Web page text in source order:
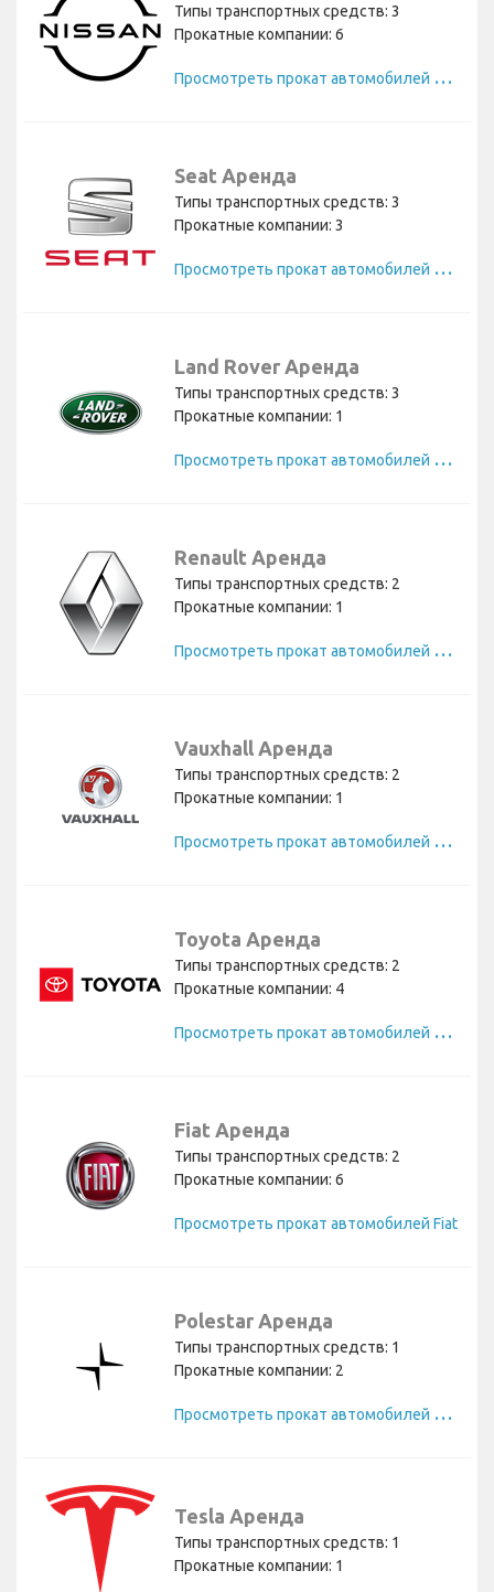
Типы транспортных средств: 3
Прокатные компании: 6
П
росмотреть прокат автомобилей Nissan
Seat Аренда
Типы транспортных средств: 3
Прокатные компании: 3
П
росмотреть прокат автомобилей Seat
Land Rover Аренда
Типы транспортных средств: 3
Прокатные компании: 1
П
росмотреть прокат автомобилей Land Rover
Renault Аренда
Типы транспортных средств: 2
Прокатные компании: 1
П
росмотреть прокат автомобилей Renault
Vauxhall Аренда
Типы транспортных средств: 2
Прокатные компании: 1
П
росмотреть прокат автомобилей Vauxhall
Toyota Аренда
Типы транспортных средств: 2
Прокатные компании: 4
П
росмотреть прокат автомобилей Toyota
Fiat Аренда
Типы транспортных средств: 2
Прокатные компании: 6
Просмотреть прокат автомобилей Fiat
Polestar Аренда
Типы транспортных средств: 1
Прокатные компании: 2
П
росмотреть прокат автомобилей Polestar
Tesla Аренда
Типы транспортных средств: 1
Прокатные компании: 1